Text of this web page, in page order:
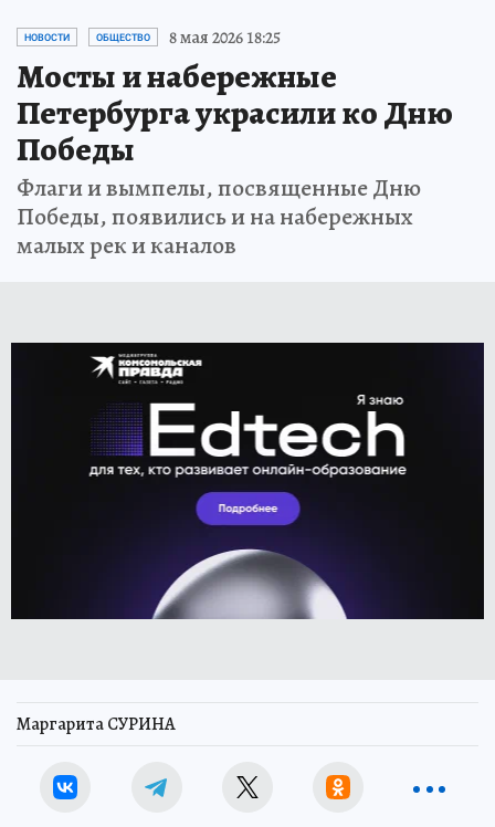
НОВОСТИ ОБЩЕСТВО 8 мая 2026 18:25
Мосты и набережные
Петербурга украсили ко Дню
Победы
Флаги и вымпелы, посвященные Дню
Победы, появились и на набережных
малых рек и каналов
Маргарита СУРИНА